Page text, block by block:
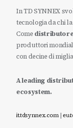
In TD SYNNEX
tecnologia da chi
Come
produttori
con decine di
A leading
ecosystem.
it.tdsynnex.com|